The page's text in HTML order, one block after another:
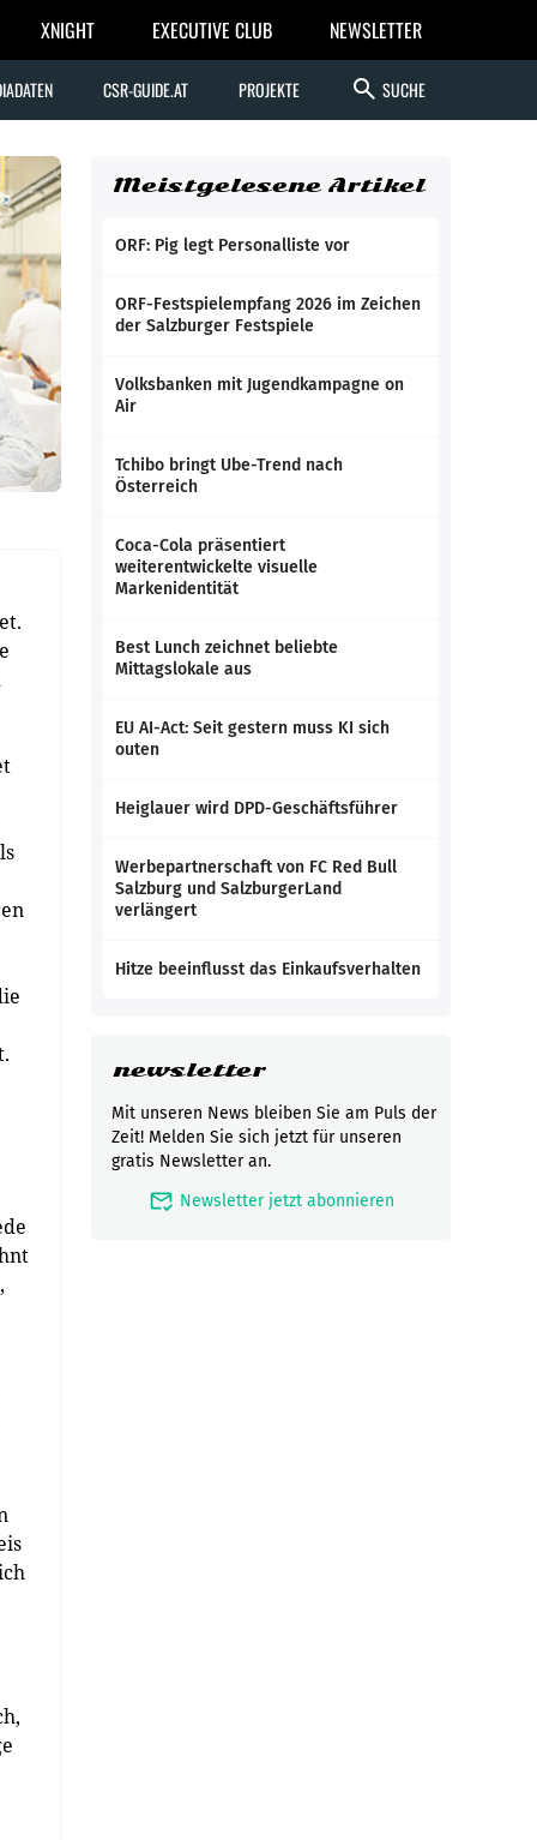
XNIGHT EXECUTIVE CLUB NEWSLETTER
CSR-GUIDE.AT PROJEKTE search SUCHE
Meistgelesene Artikel
ORF: Pig legt Personalliste vor
ORF-Festspielempfang 2026 im Zeichen
der Salzburger Festspiele
Volksbanken mit Jugendkampagne on
Air
Tchibo bringt Ube-Trend nach
Österreich
Coca-Cola präsentiert
weiterentwickelte visuelle
Markenidentität
Best Lunch zeichnet beliebte
Mittagslokale aus
EU AI-Act: Seit gestern muss KI sich
outen
Heiglauer wird DPD-Geschäftsführer
Werbepartnerschaft von FC Red Bull
Salzburg und SalzburgerLand
verlängert
Hitze beeinflusst das Einkaufsverhalten
newsletter
Mit unseren News bleiben Sie am Puls der
Zeit! Melden Sie sich jetzt für unseren
gratis Newsletter an.
mark_email_read Newsletter jetzt abonnieren